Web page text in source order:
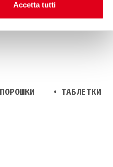
Accetta tutti
ПОРОШКИ ТАБЛЕТКИ